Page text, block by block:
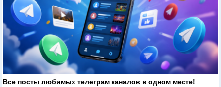
Все посты любимых телеграм каналов в одном месте!